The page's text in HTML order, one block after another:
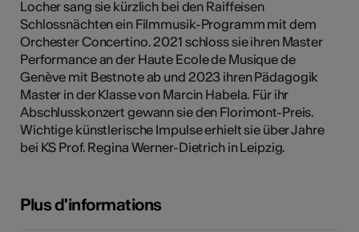
Locher sang sie kürzlich bei den Raiffeisen
Schlossnächten ein Filmmusik-Programm mit dem
Orchester Concertino. 2021 schloss sie ihren Master
Performance an der Haute Ecole de Musique de
Genève mit Bestnote ab und 2023 ihren Pädagogik
Master in der Klasse von Marcin Habela. Für ihr
Abschlusskonzert gewann sie den Florimont-Preis.
Wichtige künstlerische Impulse erhielt sie über Jahre
bei KS Prof. Regina Werner-Dietrich in Leipzig.
Plus d'informations